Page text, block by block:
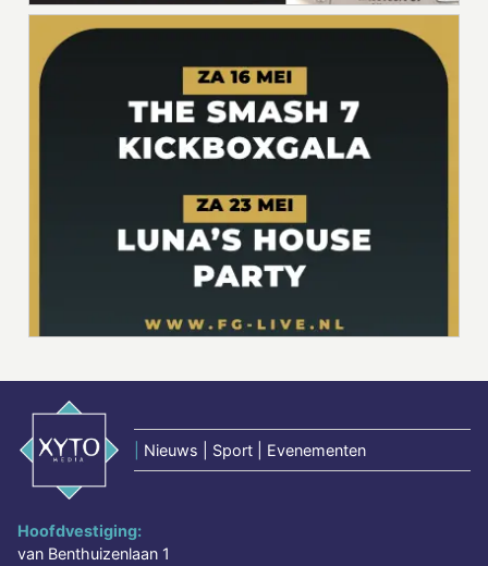
Nieuws | Sport | Evenementen
Hoofdvestiging:
van Benthuizenlaan 1